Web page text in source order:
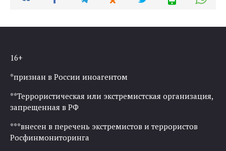
16+
*признан в России иноагентом
**Террористическая или экстремистская организация,
запрещенная в РФ
***внесен в перечень экстремистов и террористов
Росфинмониторинга